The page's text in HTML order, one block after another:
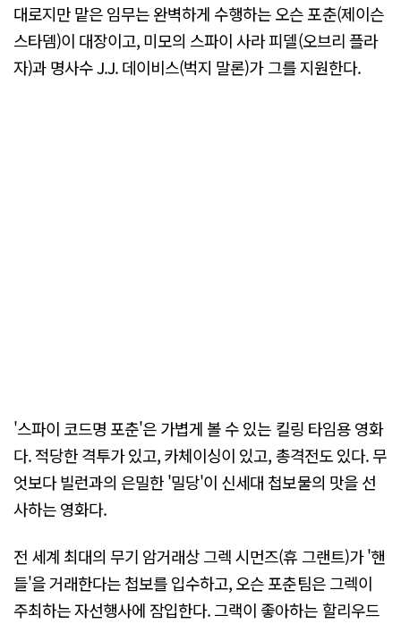
대로지만 맡은 임무는 완벽하게 수행하는 오슨 포춘(제이슨
스타뎀)이 대장이고, 미모의 스파이 사라 피델(오브리 플라
자)과 명사수 J.J. 데이비스(벅지 말론)가 그를 지원한다.
'스파이 코드명 포춘'은 가볍게 볼 수 있는 킬링 타임용 영화
다. 적당한 격투가 있고, 카체이싱이 있고, 총격전도 있다. 무
엇보다 빌런과의 은밀한 '밀당'이 신세대 첩보물의 맛을 선
사하는 영화다.
전 세계 최대의 무기 암거래상 그렉 시먼즈(휴 그랜트)가 '핸
들'을 거래한다는 첩보를 입수하고, 오슨 포춘팀은 그렉이
주최하는 자선행사에 잠입한다. 그랙이 좋아하는 할리우드